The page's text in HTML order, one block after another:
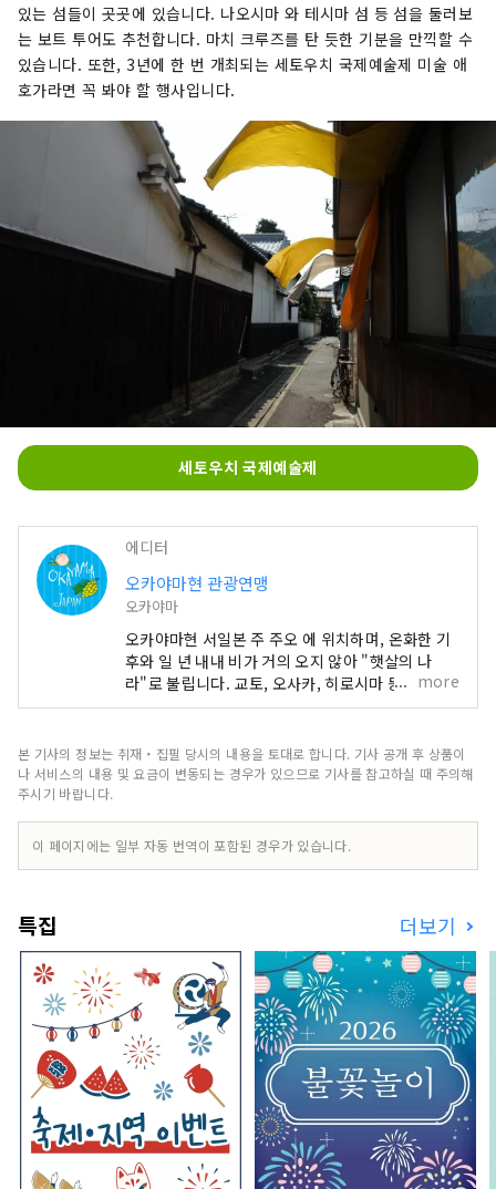
있는 섬들이 곳곳에 있습니다. 나오시마 와 테시마 섬 등 섬을 둘러보
는 보트 투어도 추천합니다. 마치 크루즈를 탄 듯한 기분을 만끽할 수
있습니다. 또한, 3년에 한 번 개최되는 세토우치 국제예술제 미술 애
호가라면 꼭 봐야 할 행사입니다.
세토우치 국제예술제
에디터
오카야마현 관광연맹
오카야마
오카야마현 서일본 주 주오 에 위치하며, 온화한 기
후와 일 년 내내 비가 거의 오지 않아 "햇살의 나
라"로 불립니다. 교토, 오사카, 히로시마 등 유명 관
광지의 중간 지점에 편리하게 위치해 있습니다! 또
카야마 "과일의 오카야마"라고도 불리며, 세토우치
의 따뜻한 기후에서 햇볕을 듬뿍 받으며 자란 과일
백도, 머스캣 포도, 피오네 포도 등 제철 과일을 즐겨
보세요! 오카야마 에는 오카야마 성, 일본 3대 정원
중 하나인 오카야마 고라쿠엔, 역사와 문화, 예술을
more
본 기사의 정보는 취재・집필 당시의 내용을 토대로 합니다. 기사 공개 후 상품이
나 서비스의 내용 및 요금이 변동되는 경우가 있으므로 기사를 참고하실 때 주의해
주시기 바랍니다.
이 페이지에는 일부 자동 번역이 포함된 경우가 있습니다.
특집 더보기